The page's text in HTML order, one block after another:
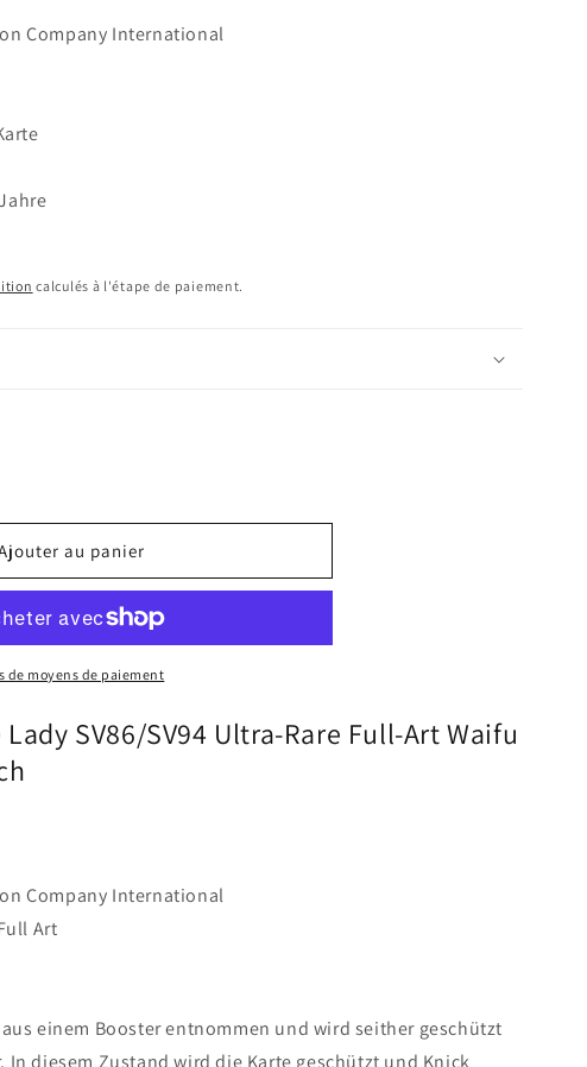
Company International
calculés à l'étape de paiement.
SV94
au panier
de moyens de paiement
SV86/SV94 Ultra-Rare Full-Art Waifu
Company International
Art
einem Booster entnommen und wird seither geschützt
In diesem Zustand wird die Karte geschützt und Knick